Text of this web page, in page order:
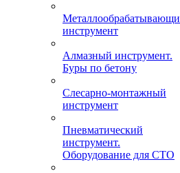
инструмент
Алмазный инструмент.
Буры по бетону
Слесарно-монтажный
инструмент
Пневматический
инструмент.
Оборудование для СТО